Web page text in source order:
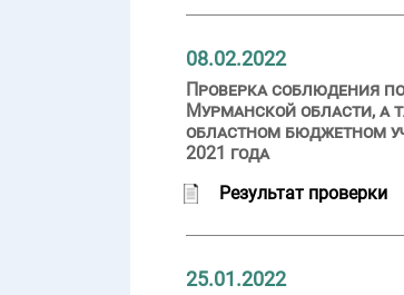
08.02.2022
Проверка соблюдения
Мурманской области, а
областном бюджетном
2021 года
Результат проверки
25.01.2022